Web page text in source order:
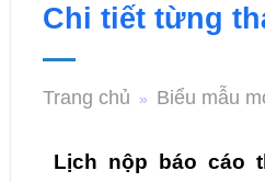
Chi tiết từng
Trang chủ » Biểu mẫu
Lịch nộp báo cáo